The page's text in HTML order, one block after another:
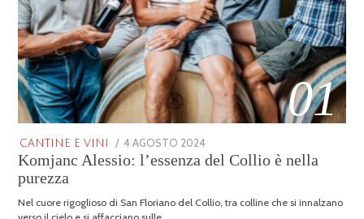
01
CANTINE E VINI
POSTED
ON
4 AGOSTO 2024
GENNAIO
Komjanc Alessio: l’essenza del Collio è nella
purezza
Nel cuore rigoglioso di San Floriano del Collio, tra colline che si innalzano